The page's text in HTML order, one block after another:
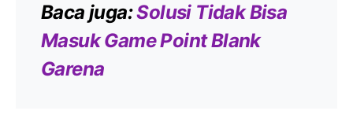
Baca juga:Solusi Tidak Bisa
Masuk Game Point Blank
Garena